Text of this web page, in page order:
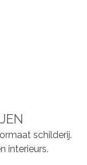
schilderij.
interieurs.